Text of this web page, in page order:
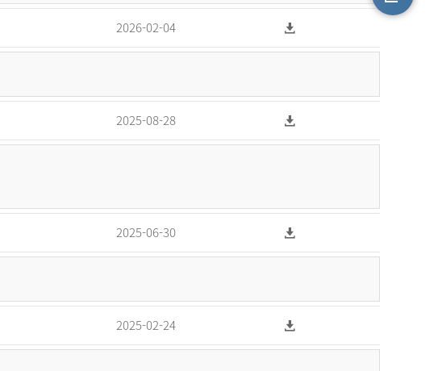
2026-02-04
2025-08-28
2025-06-30
2025-02-24